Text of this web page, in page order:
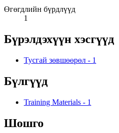
Өгөгдлийн бүрдлүүд
1
Бүрэлдэхүүн хэсгүүд
Тусгай зөвшөөрөл - 1
Бүлгүүд
Training Materials - 1
Шошго